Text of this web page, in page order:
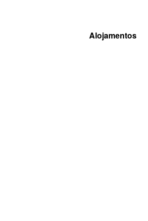
Alojamentos